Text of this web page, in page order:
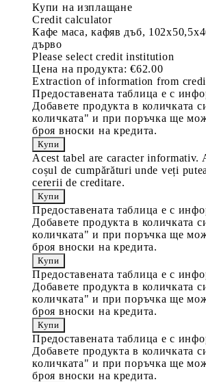
Купи на изплащане
Credit calculator
Кафе маса, кафяв дъб,
дърво
Please select credit institution
Цена на продукта: €62.00
Extraction of information from
Предоставената таблица е с
Добавете продукта в количката
количката" и при поръчка ще
броя вноски на кредита.
Acest tabel are caracter informativ.
coșul de cumpărături unde veți
cererii de creditare.
Предоставената таблица е с
Добавете продукта в количката
количката" и при поръчка ще
броя вноски на кредита.
Предоставената таблица е с
Добавете продукта в количката
количката" и при поръчка ще
броя вноски на кредита.
Предоставената таблица е с
Добавете продукта в количката
количката" и при поръчка ще
броя вноски на кредита.